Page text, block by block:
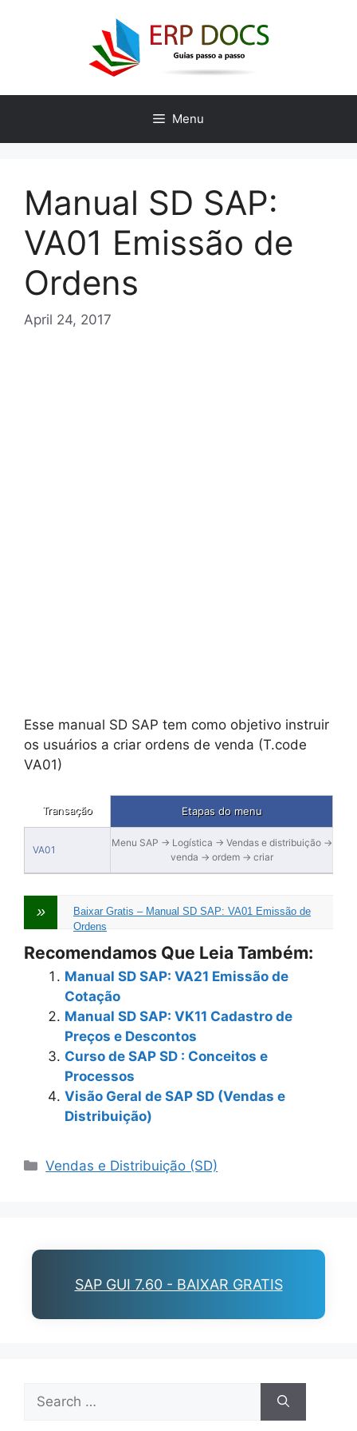
Menu
Manual SD SAP:
VA01 Emissão de
Ordens
April 24, 2017
Esse manual SD SAP tem como objetivo instruir
os usuários a criar ordens de venda (T.code
VA01)
Transação Etapas do menu
VA01
Menu SAP → Logística → Vendas e distribuição →
venda → ordem → criar
Baixar Gratis – Manual SD SAP: VA01 Emissão de
Ordens
Recomendamos Que Leia Também:
Manual SD SAP: VA21 Emissão de
Cotação
Manual SD SAP: VK11 Cadastro de
Preços e Descontos
Curso de SAP SD : Conceitos e
Processos
Visão Geral de SAP SD (Vendas e
Distribuição)
Categories
Vendas e Distribuição (SD)
SAP GUI 7.60 - BAIXAR GRATIS
for: